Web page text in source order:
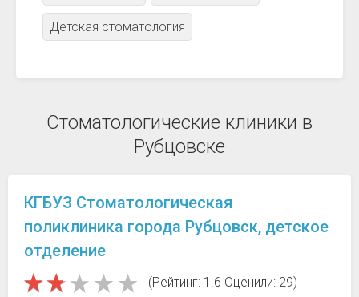
Детская стоматология
Стоматологические клиники в
Рубцовске
КГБУЗ Стоматологическая
поликлиника города Рубцовск, детское
отделение
(Рейтинг: 1.6 Оценили: 29)